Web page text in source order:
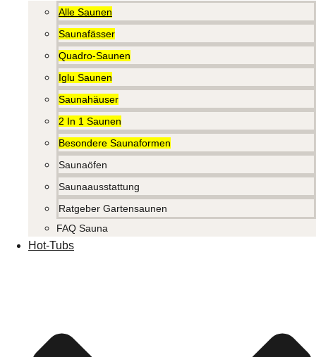
Alle Saunen
Saunafässer
Quadro-Saunen
Iglu Saunen
Saunahäuser
2 In 1 Saunen
Besondere Saunaformen
Saunaöfen
Saunaausstattung
Ratgeber Gartensaunen
FAQ Sauna
Hot-Tubs